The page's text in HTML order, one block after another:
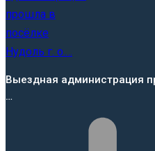
Выездная администрация
…